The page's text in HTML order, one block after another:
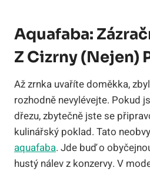
Aquafaba:
Z Cizrny (nejen)
Až zrnka uvaříte doměkka,
rozhodně nevylévejte. Pokud
dřezu, zbytečně jste se
kulinářský poklad. Tato
aquafaba. Jde buď o
hustý nálev z konzervy. V